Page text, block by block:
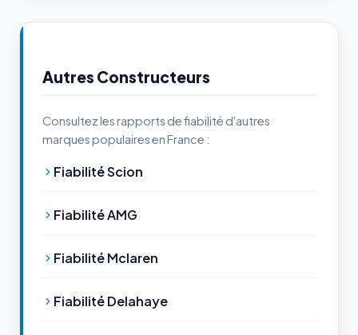
Autres Constructeurs
Consultez les rapports de fiabilité d'autres
marques populaires en France :
Fiabilité Scion
Fiabilité AMG
Fiabilité Mclaren
Fiabilité Delahaye